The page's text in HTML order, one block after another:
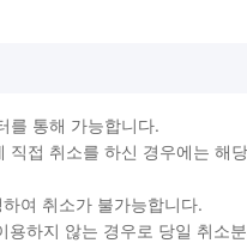
를 통해 가능합니다.
직접 취소를 하신 경우에는
여 취소가 불가능합니다.
하지 않는 경우로 당일 취소